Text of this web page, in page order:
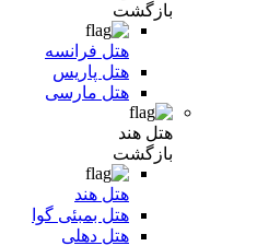
بازگشت
هتل فرانسه
هتل پاریس
هتل مارسی
هتل هند
بازگشت
هتل هند
هتل بمبئی گوا
هتل دهلی